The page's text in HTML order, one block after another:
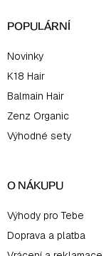
POPULÁRNÍ
Novinky
K18 Hair
Balmain Hair
Zenz Organic
Výhodné sety
O NÁKUPU
Výhody pro Tebe
Doprava a platba